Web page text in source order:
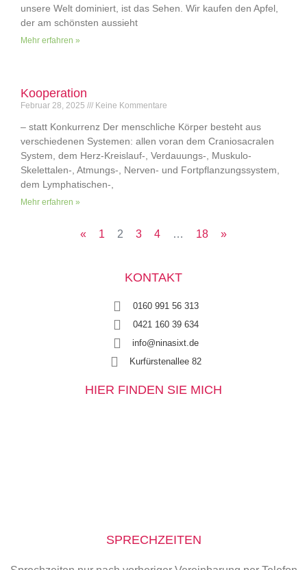
unsere Welt dominiert, ist das Sehen. Wir kaufen den Apfel,
der am schönsten aussieht
Mehr erfahren »
Kooperation
Februar 28, 2025 Keine Kommentare
– statt Konkurrenz Der menschliche Körper besteht aus
verschiedenen Systemen: allen voran dem Craniosacralen
System, dem Herz-Kreislauf-, Verdauungs-, Muskulo-
Skelettalen-, Atmungs-, Nerven- und Fortpflanzungssystem,
dem Lymphatischen-,
Mehr erfahren »
« 1 2 3 4 … 18 »
KONTAKT
0160 991 56 313
0421 160 39 634
info@ninasixt.de
Kurfürstenallee 82
HIER FINDEN SIE MICH
SPRECHZEITEN